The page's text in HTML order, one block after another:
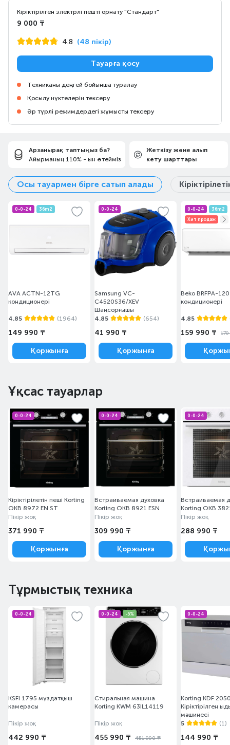
Кіріктірілген электрлі пешті орнату "Стандарт"
9 000 ₸
4.8 (48 пікір)
Тауарға қосу
Техниканы деңгей бойынша туралау
Қосылу нүктелерін тексеру
Әр түрлі режимдердегі жұмысты тексеру
Арзанырақ таптыңыз ба?
Айырманың 110% - ын өтейміз
Жеткізу және алып
кету шарттары
Осы тауармен бірге сатып алады
0-0-24 36m2
AVA ACTN-12TG
кондиционері
4.85 (1964)
149 990 ₸
Қоржынға
0-0-24
Samsung VC-
C4520S36/XEV
Шаңсорғышы
4.85
(654)
41 990 ₸
Қоржынға
0-0-24
36m2
Хит продаж
Beko BRFPA-120
кондиционері
4.85
159 990 ₸
Ұқсас тауарлар
0-0-24
Кіріктірілетін пеші Korting
OKB 8972 EN ST
Пікір жоқ
371 990 ₸
Қоржынға
0-0-24
Встраиваемая духовка
Korting OKB 8921 ESN
Пікір жоқ
309 990 ₸
Қоржынға
0-0-24
Встраиваемая
Korting OKB
Пікір жоқ
288 990 ₸
Тұрмыстық техника
0-0-24
KSFI 1795 мұздатқыш
камерасы
Пікір жоқ
442 990 ₸
0-0-24 -5%
Стиральная машина
Korting KWM 63IL14119
Пікір жоқ
455 990 ₸ 481 990 ₸
0-0-24
Korting KDF
Кіріктірілген
мәшинесі
5
(1)
144 990 ₸